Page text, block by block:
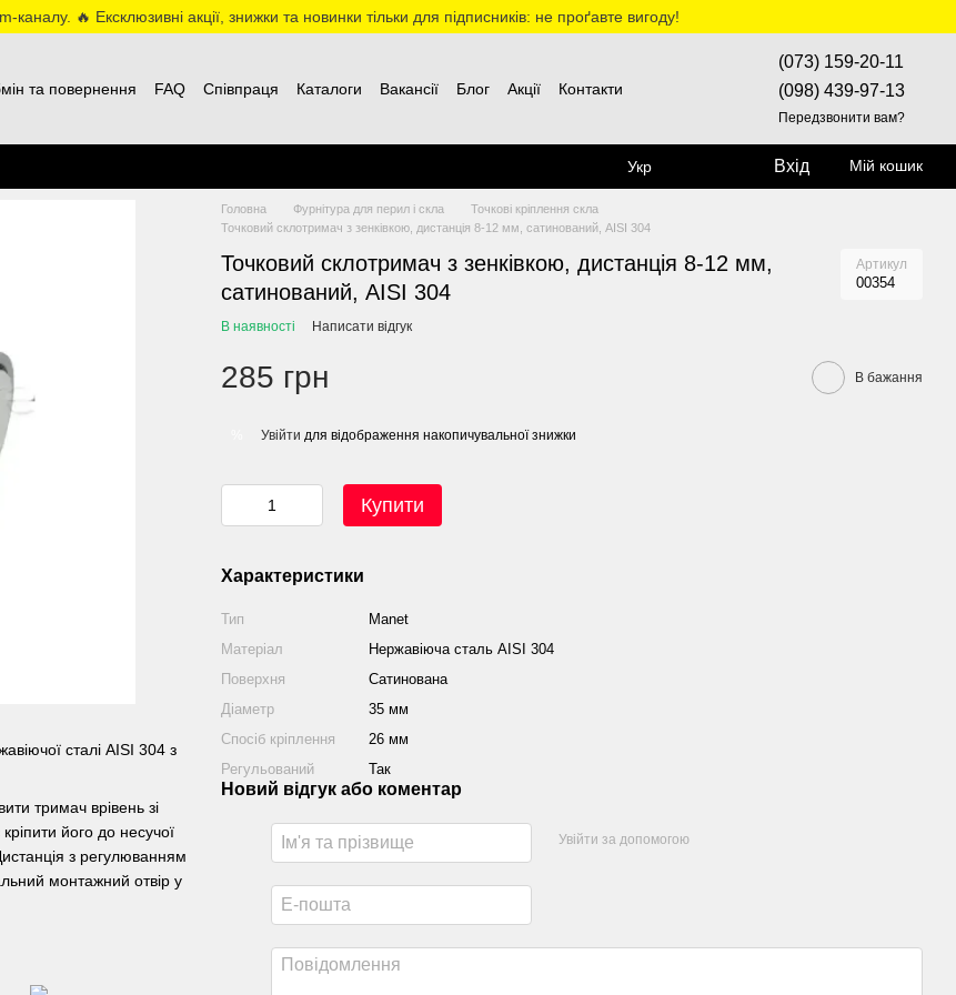
🔥 Ексклюзивні акції, знижки та новинки тільки для підписників: не проґавте вигоду!
та повернення FAQ Співпраця Каталоги Вакансії Блог Акції Контакти
(073) 159-20-11
(098) 439-97-13
Передзвонити вам?
Укр Вхід Мій кошик
сталі AISI 304 з
тримач врівень зі
його до несучої
з регулюванням
монтажний отвір у
Головна Фурнітура для перил і скла
Точкові кріплення скла
Точковий склотримач з зенківкою, дистанція 8-12 мм, сатинований, AISI 304
Точковий склотримач з зенківкою, дистанція 8-12 мм,
сатинований, AISI 304
Артикул
00354
В наявності Написати відгук
285 грн В бажання
Увійти для відображення накопичувальної знижки
Купити
Характеристики
Тип
Manet
Матеріал
Нержавіюча сталь AISI 304
Поверхня
Сатинована
Діаметр
35 мм
Спосіб кріплення
26 мм
Регульований
Так
Новий відгук або коментар
Увійти за допомогою